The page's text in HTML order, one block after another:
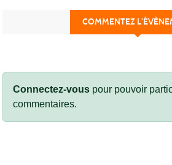
COMMENTEZ
Connectez-vous pour pouvoir
commentaires.